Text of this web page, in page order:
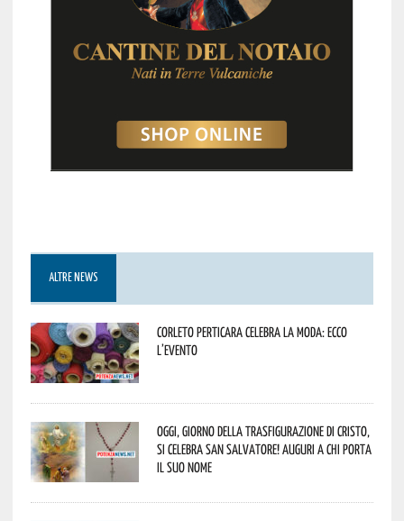
ALTRE NEWS
Corleto Perticara celebra la moda: ecco
l’evento
Oggi, giorno della Trasfigurazione di Cristo,
si celebra San Salvatore! Auguri a chi porta
il suo nome